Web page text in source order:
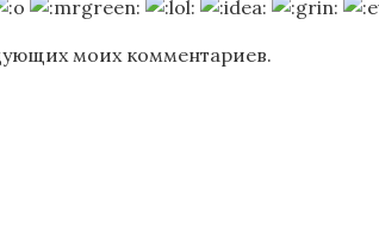
моих комментариев.